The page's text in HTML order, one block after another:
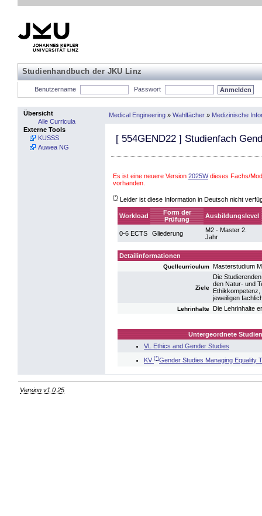
Studienhandbuch der JKU Linz
Benutzername Passwort
Übersicht
Alle Curricula
Externe Tools
KUSSS
Auwea NG
Medical Engineering » Wahlfächer » Medizinische
[ 554GEND22 ] Studienfach
Es ist eine neuere Version 2025Wdieses Fachs/
vorhanden.
(*) Leider ist diese Information in Deutsch nicht
Workload
Form der
Prüfung
Ausbildungslevel
0-6 ECTS Gliederung
M2 - Master 2.
Jahr
Detailinformationen
Quellcurriculum Masterstudium
Ziele
Die
den Natur- und
jeweiligen
Lehrinhalte Die Lehrinhalte
Untergeordnete
VL Ethics and Gender Studies
KV (*)Gender Studies Managing Equality
Version v1.0.25